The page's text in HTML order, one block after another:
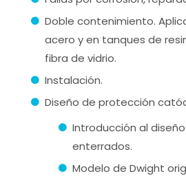
Doble contenimiento.
acero y en tanques de
fibra de vidrio.
Instalación.
Diseño de protección
Introducción al
enterrados.
Modelo de Dwight